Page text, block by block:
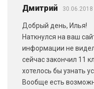
Дмитрий
Добрый день, Илья!
Наткнулся на ваш
информации не
сейчас закончил 11
хотелось бы узнать
Вообще есть